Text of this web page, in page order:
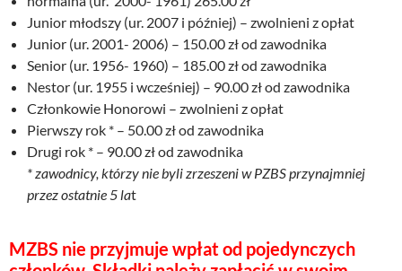
Junior młodszy (ur. 2007 i później) – zwolnieni z opłat
Junior (ur. 2001- 2006) – 150.00 zł od zawodnika
Senior (ur. 1956- 1960) – 185.00 zł od zawodnika
Nestor (ur. 1955 i wcześniej) – 90.00 zł od zawodnika
Członkowie Honorowi – zwolnieni z opłat
Pierwszy rok * – 50.00 zł od zawodnika
Drugi rok * – 90.00 zł od zawodnika
* zawodnicy, którzy nie byli zrzeszeni w PZBS przynajmniej
przez ostatnie 5 lat
MZBS nie przyjmuje wpłat od pojedynczych